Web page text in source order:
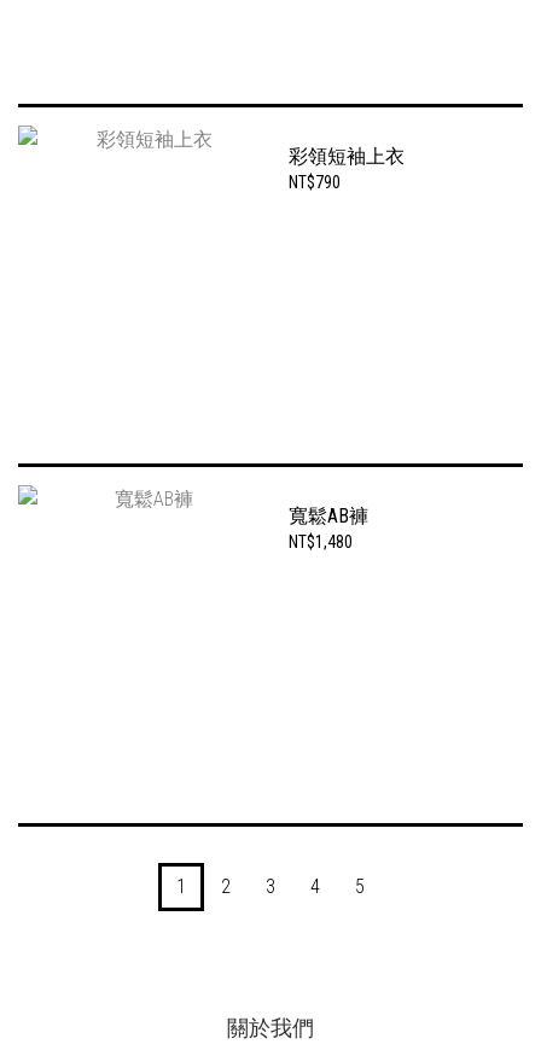
彩領短袖上衣
NT$790
寬鬆AB褲
NT$1,480
1 2 3 4 5
關於我們